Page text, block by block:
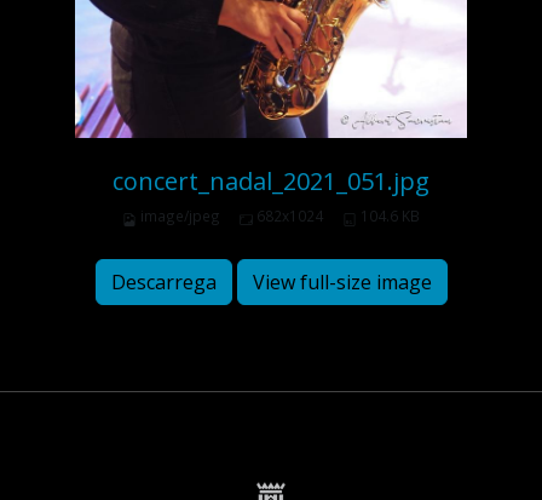
concert_nadal_2021_051.jpg
image/jpeg 682x1024 104.6 KB
Descarrega View full-size image